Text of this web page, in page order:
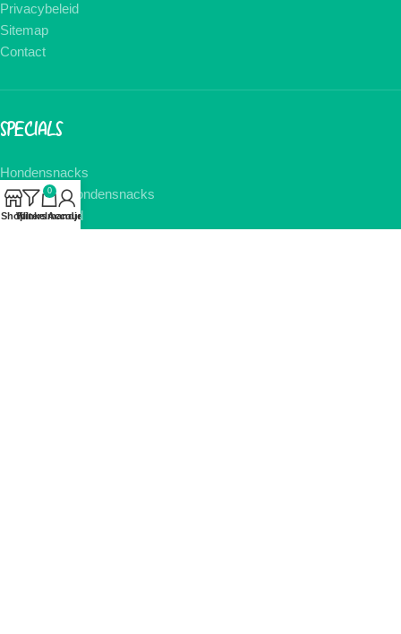
Privacybeleid
Sitemap
Contact
SPECIALS
Hondensnacks
Gedroogde hondensnacks
Kauwbot hond
ShopFilters
0
Winkelmandje
Account